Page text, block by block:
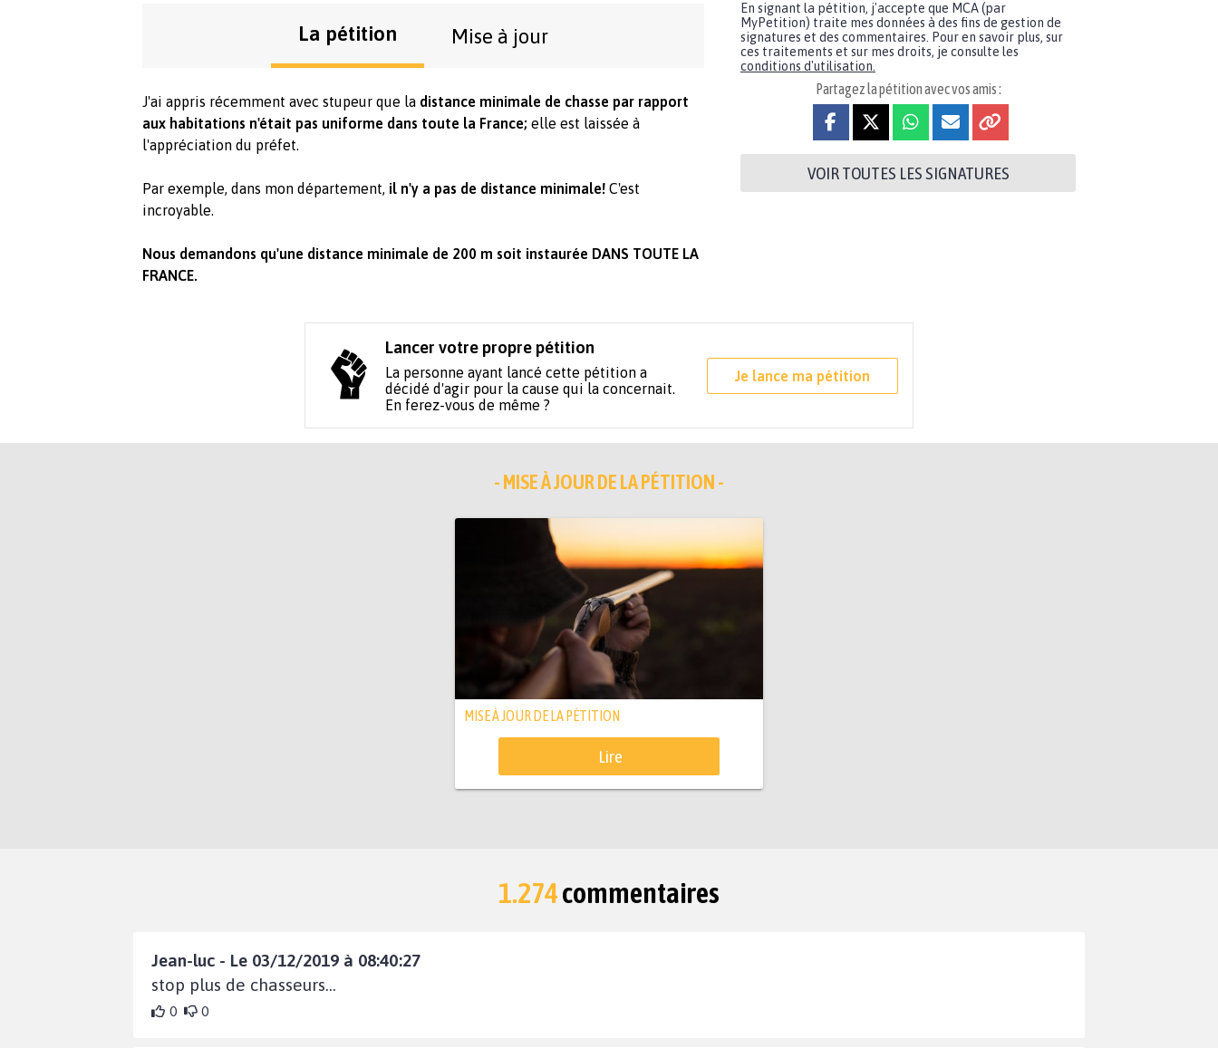
La pétition Mise à jour
J'ai appris récemment avec stupeur que la distance minimale de chasse par rapport
aux habitations n'était pas uniforme dans toute la France; elle est laissée à
l'appréciation du préfet.
Par exemple, dans mon département, il n'y a pas de distance minimale! C'est
incroyable.
Nous demandons qu'une distance minimale de 200 m soit instaurée DANS TOUTE LA
FRANCE.
En signant la pétition, j'accepte que MCA (par
MyPetition) traite mes données à des fins de gestion de
signatures et des commentaires. Pour en savoir plus, sur
ces traitements et sur mes droits, je consulte les
conditions d'utilisation.
Partagez la pétition avec vos amis :
VOIR TOUTES LES SIGNATURES
Lancer votre propre pétition
La personne ayant lancé cette pétition a
décidé d'agir pour la cause qui la concernait.
En ferez-vous de même ?
Je lance ma pétition
- MISE À JOUR DE LA PÉTITION -
MISE À JOUR DE LA PÉTITION
Lire
1.274commentaires
Jean-luc - Le 03/12/2019 à 08:40:27
stop plus de chasseurs...
0 0